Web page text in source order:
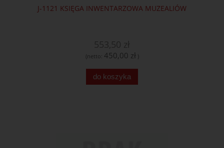
J-1121 KSIĘGA INWENTARZOWA MUZEALIÓW
(netto: 450,00 zł )
do koszyka